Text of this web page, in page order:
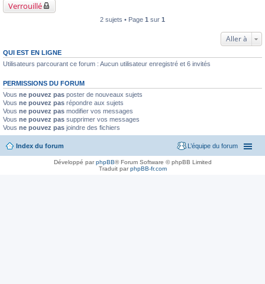
Verrouillé
2 sujets • Page 1 sur 1
Aller à
QUI EST EN LIGNE
Utilisateurs parcourant ce forum : Aucun utilisateur enregistré et 6 invités
PERMISSIONS DU FORUM
Vous ne pouvez pas poster de nouveaux sujets
Vous ne pouvez pas répondre aux sujets
Vous ne pouvez pas modifier vos messages
Vous ne pouvez pas supprimer vos messages
Vous ne pouvez pas joindre des fichiers
Index du forum L’équipe du forum
Développé parphpBB® Forum Software © phpBB Limited
Traduit parphpBB-fr.com